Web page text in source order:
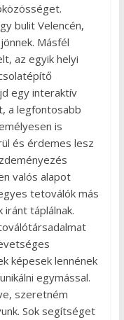
bulit Velencén,
Másfél
az egyik helyi
egy interaktív
a legfontosabb
is
és érdemes lesz
valós alapot
tetoválók más
iránt táplálnak.
képesek lennének
egymással.
szeretném
Sok segítséget